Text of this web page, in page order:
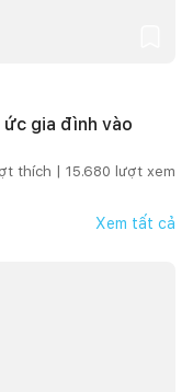
gia đình vào
thích | 15.680 lượt xem
Xem tất cả